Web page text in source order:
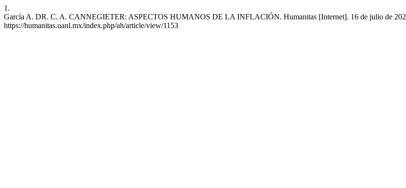
1.
García A. DR. C. A. CANNEGIETER: ASPECTOS HUMANOS DE LA INFLACIÓN. Humanitas [Internet]. 16 de julio de
https://humanitas.uanl.mx/index.php/ah/article/view/1153